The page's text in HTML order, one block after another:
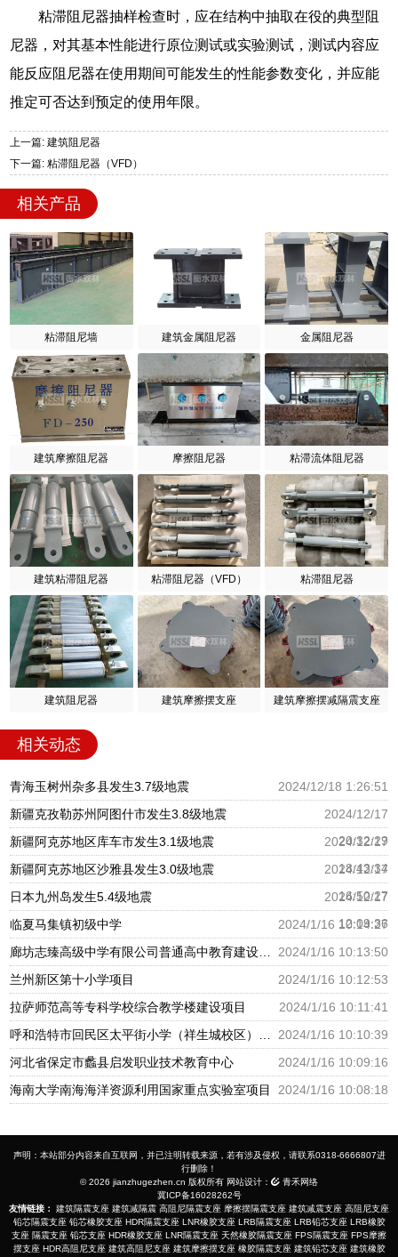
粘滞阻尼器抽样检查时，应在结构中抽取在役的典型阻
尼器，对其基本性能进行原位测试或实验测试，测试内容应
能反应阻尼器在使用期间可能发生的性能参数变化，并应能
推定可否达到预定的使用年限。
上一篇: 建筑阻尼器
下一篇: 粘滞阻尼器（VFD）
相关产品
粘滞阻尼墙 建筑金属阻尼器 金属阻尼器
建筑摩擦阻尼器 摩擦阻尼器 粘滞流体阻尼器
建筑粘滞阻尼器 粘滞阻尼器（VFD） 粘滞阻尼器
建筑阻尼器 建筑摩擦摆支座 建筑摩擦摆减隔震支座
相关动态
青海玉树州杂多县发生3.7级地震
2024/12/18 1:26:51
新疆克孜勒苏州阿图什市发生3.8级地震
2024/12/17
20:32:29
新疆阿克苏地区库车市发生3.1级地震
2024/12/17
18:43:34
新疆阿克苏地区沙雅县发生3.0级地震
2024/12/17
16:50:27
日本九州岛发生5.4级地震
2024/12/17
12:09:36
临夏马集镇初级中学
2024/1/16 10:14:27
2024/1/16 10:13:50
兰州新区第十小学项目
2024/1/16 10:12:53
拉萨师范高等专科学校综合教学楼建设项目
2024/1/16 10:11:41
2024/1/16 10:10:39
河北省保定市蠡县启发职业技术教育中心
2024/1/16 10:09:16
海南大学南海海洋资源利用国家重点实验室项目
2024/1/16 10:08:18
声明：本站部分内容来自互联网，并已注明转载来源，若有涉及侵权，请联系0318-6666807进
行删除！
© 2026 jianzhugezhen.cn 版权所有 网站设计：
青禾网络
冀ICP备16028262号
友情链接：
建筑隔震支座 建筑减隔震 高阻尼隔震支座 摩擦摆隔震支座 建筑减震支座 高阻尼支座
铅芯隔震支座 铅芯橡胶支座 HDR隔震支座 LNR橡胶支座 LRB隔震支座 LRB铅芯支座 LRB橡胶
支座 隔震支座 铅芯支座 HDR橡胶支座 LNR隔震支座 天然橡胶隔震支座 FPS隔震支座 FPS摩擦
摆支座 HDR高阻尼支座 建筑高阻尼支座 建筑摩擦摆支座 橡胶隔震支座 建筑铅芯支座 建筑橡胶